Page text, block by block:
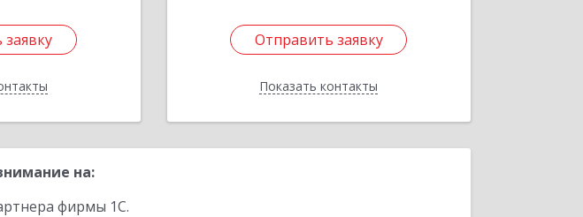
Отправить заявку
Показать контакты
Отправить заявку
Назад
на:
фирмы 1С.